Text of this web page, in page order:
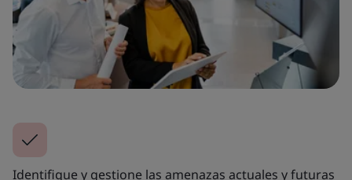
Identifique y gestione las amenazas actuales y futuras